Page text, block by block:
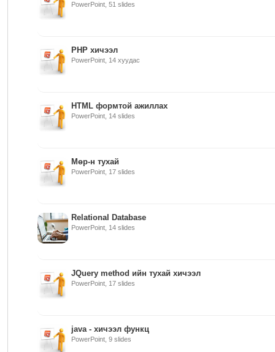
PowerPoint, 51 slides
PHP хичээл
PowerPoint, 14 хуудас
HTML формтой ажиллах
PowerPoint, 14 slides
Мөр-н тухай
PowerPoint, 17 slides
Relational Database
PowerPoint, 14 slides
JQuery method ийн тухай хичээл
PowerPoint, 17 slides
java - хичээл функц
PowerPoint, 9 slides